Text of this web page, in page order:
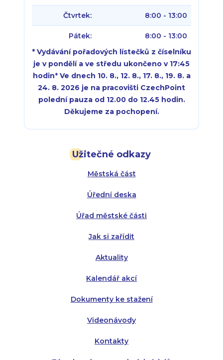
Užitečné odkazy
Městská část
Úřední deska
Úřad městské části
Jak si zařídit
Aktuality
Kalendář akcí
Dokumenty ke stažení
Videonávody
Kontakty
Čtvrtek: 8:00 - 13:00
Pátek:
8:00 - 13:00
* Vydávání pořadových lístečků z číselníku
je v pondělí a ve středu ukončeno v 17:45
hodin* Ve dnech 10. 8., 12. 8., 17. 8., 19. 8. a
24. 8. 2026 je na pracovišti CzechPoint
polední pauza od 12.00 do 12.45 hodin.
Děkujeme za pochopení.
Úterý:
Středa:
Čtvrtek:
Pátek:
Úterý:
Středa:
Čtvrtek: